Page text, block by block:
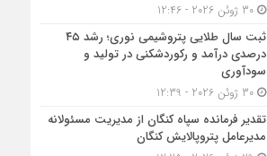
30 ژوئن 2026 - 12:46
ثبت سال طلایی پتروشیمی نوری؛ رشد ۴۵
درصدی درآمد و رکوردشکنی در تولید و
سودآوری
30 ژوئن 2026 - 12:39
تقدیر فرمانده سپاه کنگان از مدیریت مسئولانه
مدیرعامل پتروپالایش کنگان